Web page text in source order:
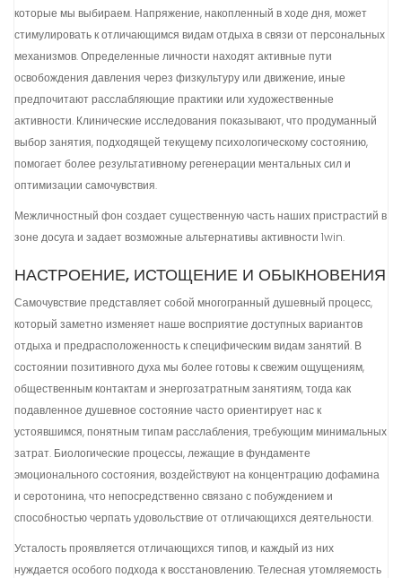
которые мы выбираем. Напряжение, накопленный в ходе дня, может
стимулировать к отличающимся видам отдыха в связи от персональных
механизмов. Определенные личности находят активные пути
освобождения давления через физкультуру или движение, иные
предпочитают расслабляющие практики или художественные
активности. Клинические исследования показывают, что продуманный
выбор занятия, подходящей текущему психологическому состоянию,
помогает более результативному регенерации ментальных сил и
оптимизации самочувствия.
Межличностный фон создает существенную часть наших пристрастий в
зоне досуга и задает возможные альтернативы активности 1win.
НАСТРОЕНИЕ, ИСТОЩЕНИЕ И ОБЫКНОВЕНИЯ
Самочувствие представляет собой многогранный душевный процесс,
который заметно изменяет наше восприятие доступных вариантов
отдыха и предрасположенность к специфическим видам занятий. В
состоянии позитивного духа мы более готовы к свежим ощущениям,
общественным контактам и энергозатратным занятиям, тогда как
подавленное душевное состояние часто ориентирует нас к
устоявшимся, понятным типам расслабления, требующим минимальных
затрат. Биологические процессы, лежащие в фундаменте
эмоционального состояния, воздействуют на концентрацию дофамина
и серотонина, что непосредственно связано с побуждением и
способностью черпать удовольствие от отличающихся деятельности.
Усталость проявляется отличающихся типов, и каждый из них
нуждается особого подхода к восстановлению. Телесная утомляемость